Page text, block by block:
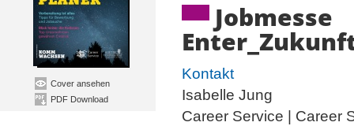
Cover ansehen
PDF Download
Jobmesse
Kontakt
Isabelle Jung
Career Service | Career